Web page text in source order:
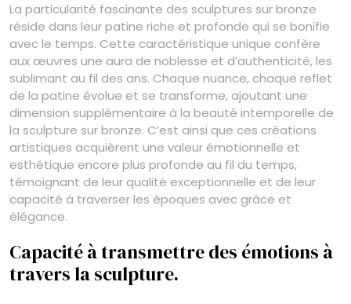
La particularité fascinante des sculptures sur bronze
réside dans leur patine riche et profonde qui se bonifie
avec le temps. Cette caractéristique unique confère
aux œuvres une aura de noblesse et d’authenticité, les
sublimant au fil des ans. Chaque nuance, chaque reflet
de la patine évolue et se transforme, ajoutant une
dimension supplémentaire à la beauté intemporelle de
la sculpture sur bronze. C’est ainsi que ces créations
artistiques acquièrent une valeur émotionnelle et
esthétique encore plus profonde au fil du temps,
témoignant de leur qualité exceptionnelle et de leur
capacité à traverser les époques avec grâce et
élégance.
Capacité à transmettre des émotions à
travers la sculpture.